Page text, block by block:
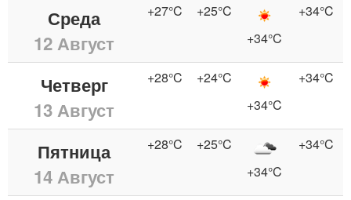
Среда
12 Август
+27°C
+25°C
+34°C
+34°C
Четверг
13 Август
+28°C
+24°C
+34°C
+34°C
Пятница
14 Август
+28°C
+25°C
+34°C
+34°C